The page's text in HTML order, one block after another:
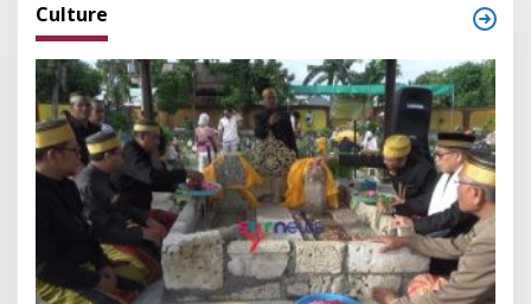
Culture